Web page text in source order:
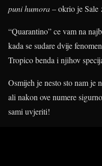
puni humora– okrio je Sale
“Quarantino” ce vam na
kada se sudare dvije
Tropico benda i njihov
Osmijeh je nesto sto nam je
ali nakon ove numere
sami uvjeriti!